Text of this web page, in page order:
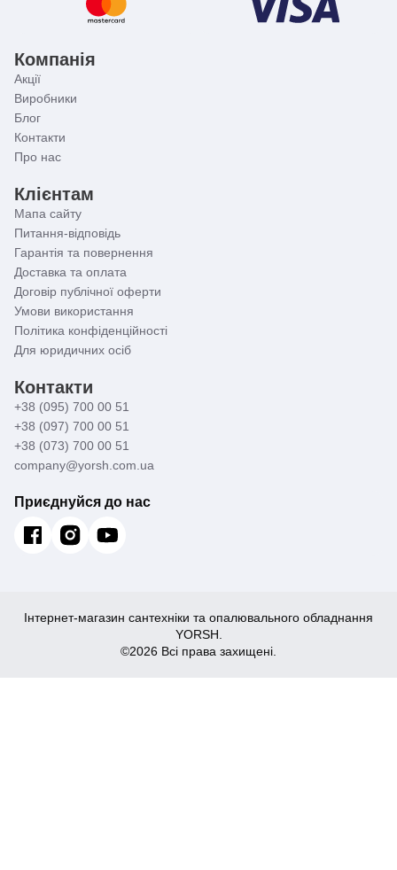
Компанія
Акції
Виробники
Блог
Контакти
Про нас
Клієнтам
Мапа сайту
Питання-відповідь
Гарантія та повернення
Доставка та оплата
Договір публічної оферти
Умови використання
Політика конфіденційності
Для юридичних осіб
Контакти
+38 (095) 700 00 51
+38 (097) 700 00 51
+38 (073) 700 00 51
company@yorsh.com.ua
Приєднуйся до нас
Інтернет-магазин сантехніки та опалювального обладнання
YORSH.
©2026 Всі права захищені.